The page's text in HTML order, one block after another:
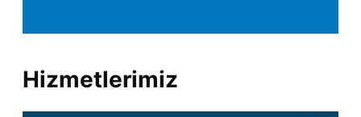
Hizmetlerimiz